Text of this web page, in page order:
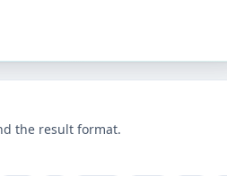
the result format.